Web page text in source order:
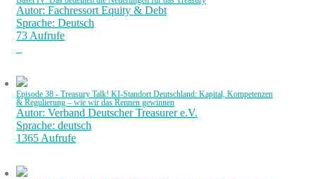
Autor: Fachressort Equity & Debt
Sprache: Deutsch
73 Aufrufe
Episode 38 - Treasury Talk! KI-Standort Deutschland: Kapital, Kompetenzen
& Regulierung – wie wir das Rennen gewinnen
Autor: Verband Deutscher Treasurer e.V.
Sprache: deutsch
1365 Aufrufe